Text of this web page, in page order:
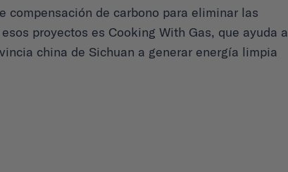
compensación de carbono para eliminar las
proyectos es Cooking With Gas, que ayuda a
china de Sichuan a generar energía limpia